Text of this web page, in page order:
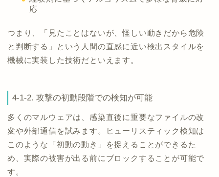
応
つまり、「見たことはないが、怪しい動きだから危険
と判断する」という人間の直感に近い検出スタイルを
機械に実装した技術だといえます。
4-1-2. 攻撃の初動段階での検知が可能
多くのマルウェアは、感染直後に重要なファイルの改
変や外部通信を試みます。ヒューリスティック検知は
このような「初動の動き」を捉えることができるた
め、実際の被害が出る前にブロックすることが可能で
す。